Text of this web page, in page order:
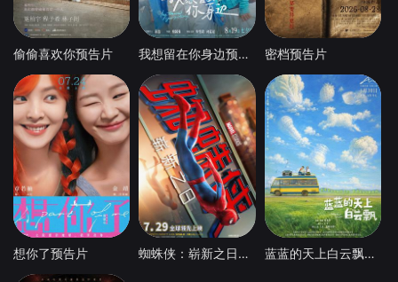
偷偷喜欢你预告片 我想留在你身边预告片 密档预告片
想你了预告片 蜘蛛侠：崭新之日预告片 蓝蓝的天上白云飘预告片